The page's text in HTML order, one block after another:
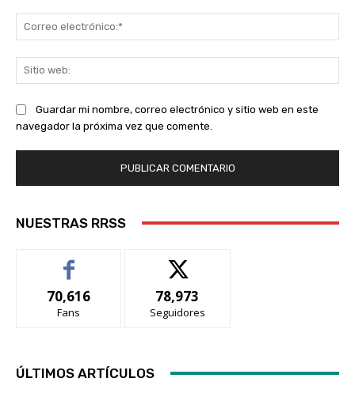
Guardar mi nombre, correo electrónico y sitio web en este
navegador la próxima vez que comente.
NUESTRAS RRSS
70,616
Fans
78,973
Seguidores
ÚLTIMOS ARTÍCULOS